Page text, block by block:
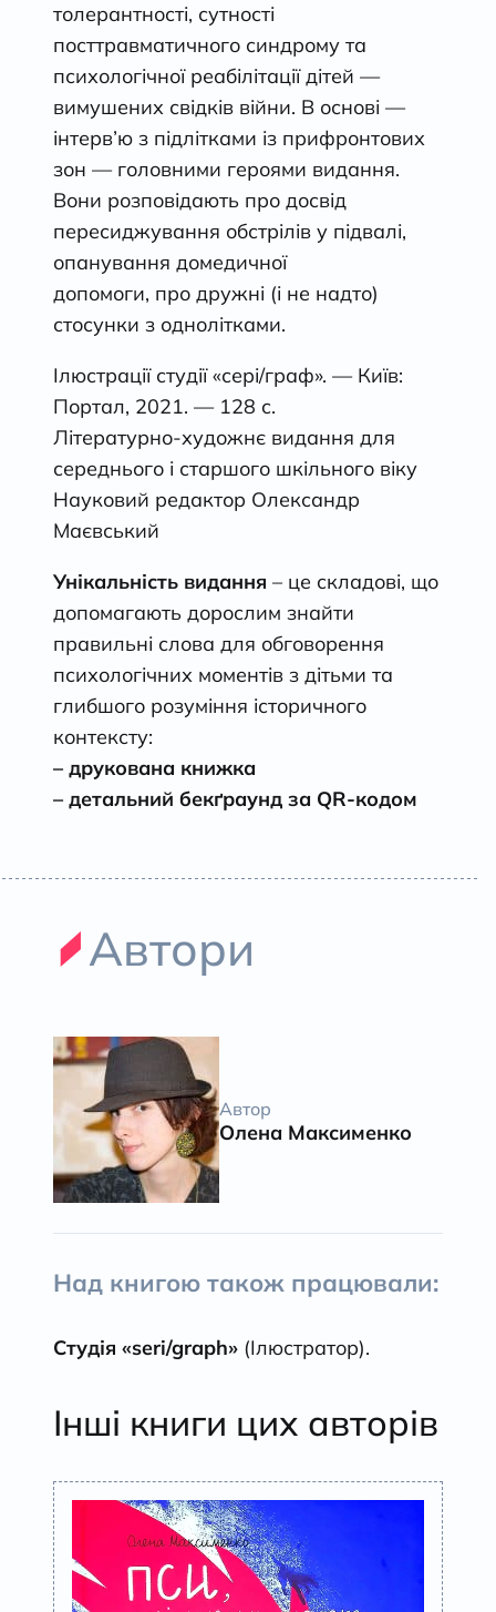
толерантності, сутності
посттравматичного синдрому та
психологічної реабілітації дітей —
вимушених свідків війни. В основі —
інтерв’ю з підлітками із прифронтових
зон — головними героями видання.
Вони розповідають про досвід
пересиджування обстрілів у підвалі,
опанування домедичної
допомоги, про дружні (і не надто)
стосунки з однолітками.
Ілюстрації студії «сері/граф». — Київ:
Портал, 2021. — 128 с.
Літературно-художнє видання для
середнього і старшого шкільного віку
Науковий редактор Олександр
Маєвський
Унікальність видання – це складові, що
допомагають дорослим знайти
правильні слова для обговорення
психологічних моментів з дітьми та
глибшого розуміння історичного
контексту:
– друкована книжка
– детальний бекґраунд за QR-кодом
Автори
Автор
Олена Максименко
Над книгою також працювали:
Студія «seri/graph» (Ілюстратор).
Інші книги цих авторів